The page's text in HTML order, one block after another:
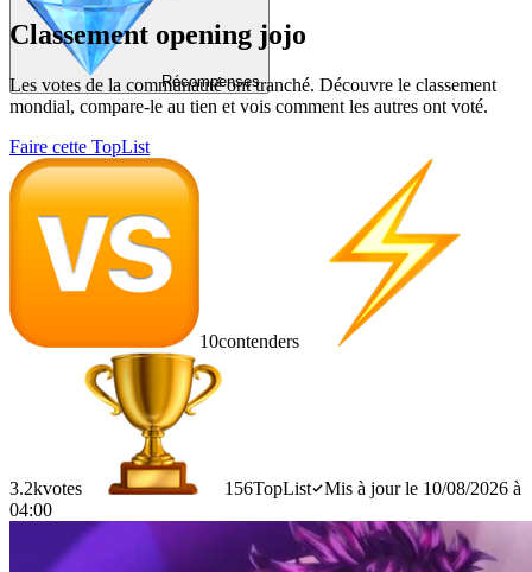
Récompenses
Classement opening jojo
Les votes de la communauté ont tranché. Découvre le classement
mondial, compare-le au tien et vois comment les autres ont voté.
Faire cette TopList
10contenders
3.2kvotes 156TopList
Mis à jour le 10/08/2026 à
04:00